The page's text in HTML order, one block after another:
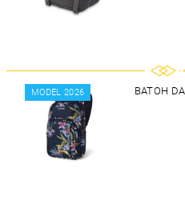
MODEL 2026
BATOH